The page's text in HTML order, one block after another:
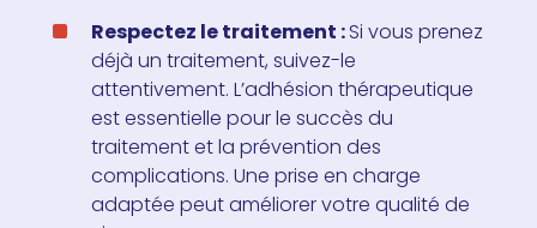
Respectez le traitement :Si vous prenez
déjà un traitement, suivez-le
attentivement. L’adhésion thérapeutique
est essentielle pour le succès du
traitement et la prévention des
complications. Une prise en charge
adaptée peut améliorer votre qualité de